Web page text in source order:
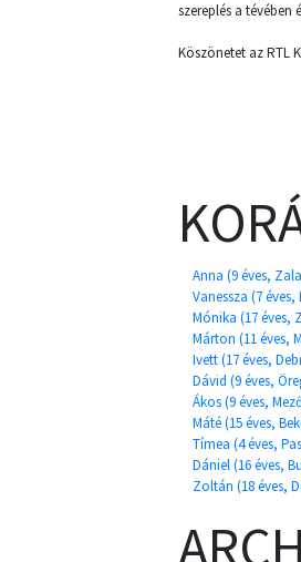
szereplés a
Köszönetet az RTL
Anna (9 éves,
Vanessza (7 éves,
Mónika (17 éves,
Márton (11 éves,
Ivett (17 éves,
Dávid (9 éves,
Ákos (9 éves,
Máté (15 éves,
Tímea (4 éves,
Dániel (16 éves,
Zoltán (18 éves,